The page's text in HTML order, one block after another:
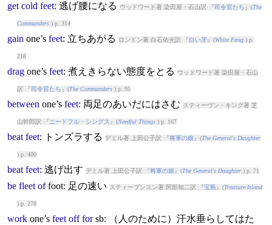
get cold feet: 逃げ腰になる ウッドワード著 染田屋・石山訳 『司令官たち 』(The
Commanders) p. 314
gain one’s feet: 立ちあがる ロンドン著 白石佑光訳 『白い牙』(White Fang) p.
218
dragone’s feet: 煮えきらない態度をとる ウッドワード著 染田屋・石山
訳 『司令官たち 』(The Commanders) p. 95
between one’s feet: 両足のあいだにはさむ スティーヴン・キング著 芝
山幹郎訳 『 ニードフル・シングス 』(Needful Things) p. 167
beat feet: トンズラする デミル著 上田公子訳 『将軍の娘 』(The General's Daughter
) p. 400
beat feet: 逃げ出す デミル著 上田公子訳 『将軍の娘 』(The General's Daughter) p. 71
be fleet of foot: 足の速い スティーブンスン著 阿部知二訳 『宝島 』(Treasure Island
) p. 278
workone’s feet off forsb: （人のために）汗水垂らしてはた